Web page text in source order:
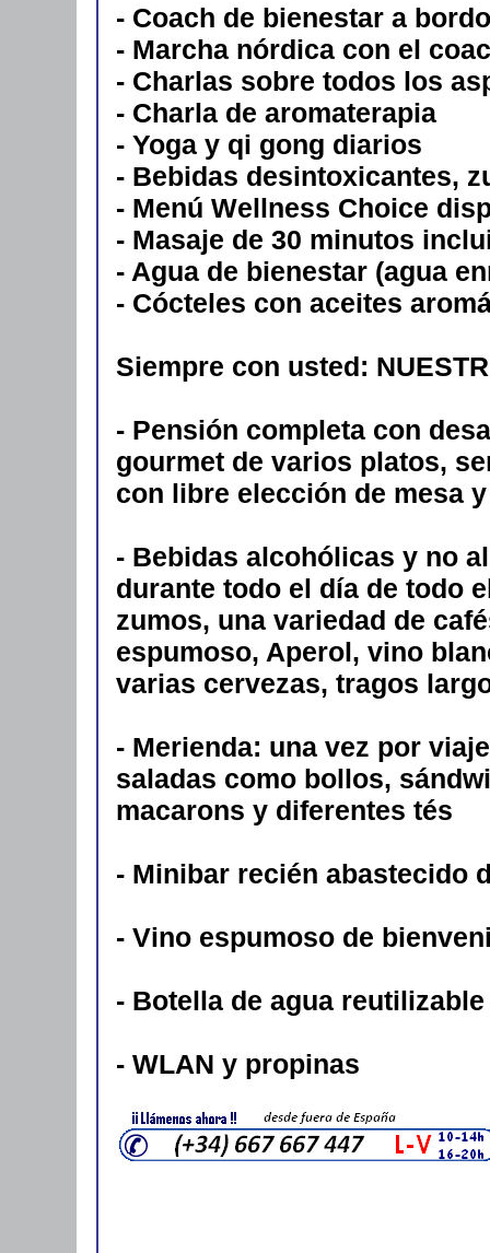
- Coach de bienestar a
- Marcha nórdica con el
- Charlas sobre todos los
- Charla de aromaterapia
- Yoga y qi gong diarios
- Bebidas desintoxicantes,
- Menú Wellness Choice
- Masaje de 30 minutos
- Agua de bienestar (agua
- Cócteles con aceites
Siempre con usted:
- Pensión completa con
gourmet de varios platos,
con libre elección de mesa
- Bebidas alcohólicas y no
durante todo el día de todo
zumos, una variedad de
espumoso, Aperol, vino
varias cervezas, tragos
- Merienda: una vez por
saladas como bollos,
macarons y diferentes tés
- Minibar recién abastecido
- Vino espumoso de
- Botella de agua reutilizable
- WLAN y propinas